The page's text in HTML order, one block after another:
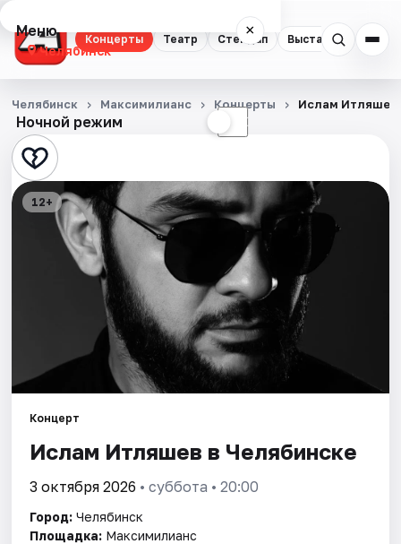
Концерты Театр Стендап Выставки
Меню ×
Челябинск
Концерты
Театр
Стендап
Выставки
События
Города
Площадки
Артисты
Ночной режим ☾
Челябинск Максимилианс Концерты Ислам Итляшев
12+
Концерт
Ислам Итляшев в Челябинске
3 октября 2026 • суббота • 20:00
Город: Челябинск
Площадка: Максимилианс